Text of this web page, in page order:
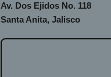
Av. Dos Ejidos No. 118
Santa Anita, Jalisco